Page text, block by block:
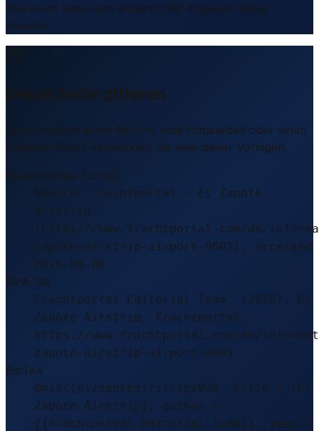
Standorts kann sich ändern. Alle Angaben ohne
Gewähr.
Diese Seite zitieren
Sie schreiben einen Bericht, eine Hausarbeit oder einen
LinkedIn-Post? Verwenden Sie eine dieser Vorlagen.
Empfohlenes Format
Source: Frachtportal – El Zapote
Airstrip
(https://www.frachtportal.com/de/
zapote-airstrip-airport-9601), accessed
2026-08-08
APA-Stil
Frachtportal Editorial Team. (2026). El
Zapote Airstrip. Frachtportal.
https://www.frachtportal.com/de/
zapote-airstrip-airport-9601
BibTeX
@misc{elzapoteairstrip2026, title = {El
Zapote Airstrip}, author =
{{Frachtportal Editorial Team}}, year =